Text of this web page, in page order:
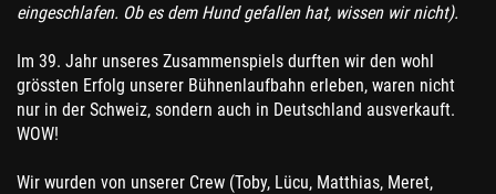
eingeschlafen. Ob es dem Hund gefallen hat, wissen wir nicht).
Im 39. Jahr unseres Zusammenspiels durften wir den wohl
grössten Erfolg unserer Bühnenlaufbahn erleben, waren nicht
nur in der Schweiz, sondern auch in Deutschland ausverkauft.
WOW!
Wir wurden von unserer Crew (Toby, Lücu, Matthias, Meret,